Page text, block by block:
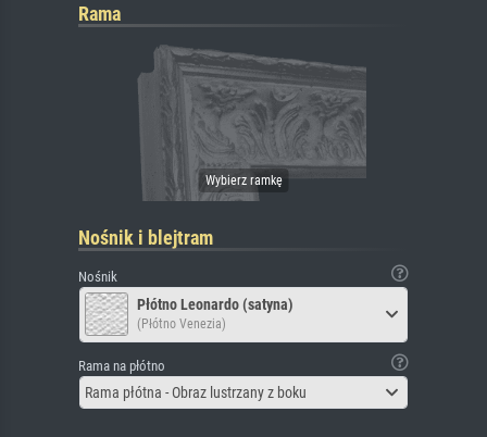
Rama
Nośnik i blejtram
Nośnik
Płótno Leonardo (satyna)
(Płótno Venezia)
Rama na płótno
Rama płótna - Obraz lustrzany z boku